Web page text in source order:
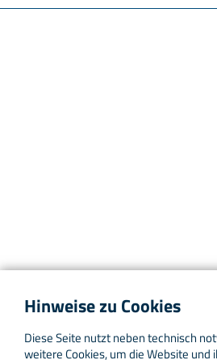
Hilfe und Support
PROfusionwechseln
Hinweise zu Cookies
Diese Seite nutzt neben technisch
weitere Cookies, um die Website und